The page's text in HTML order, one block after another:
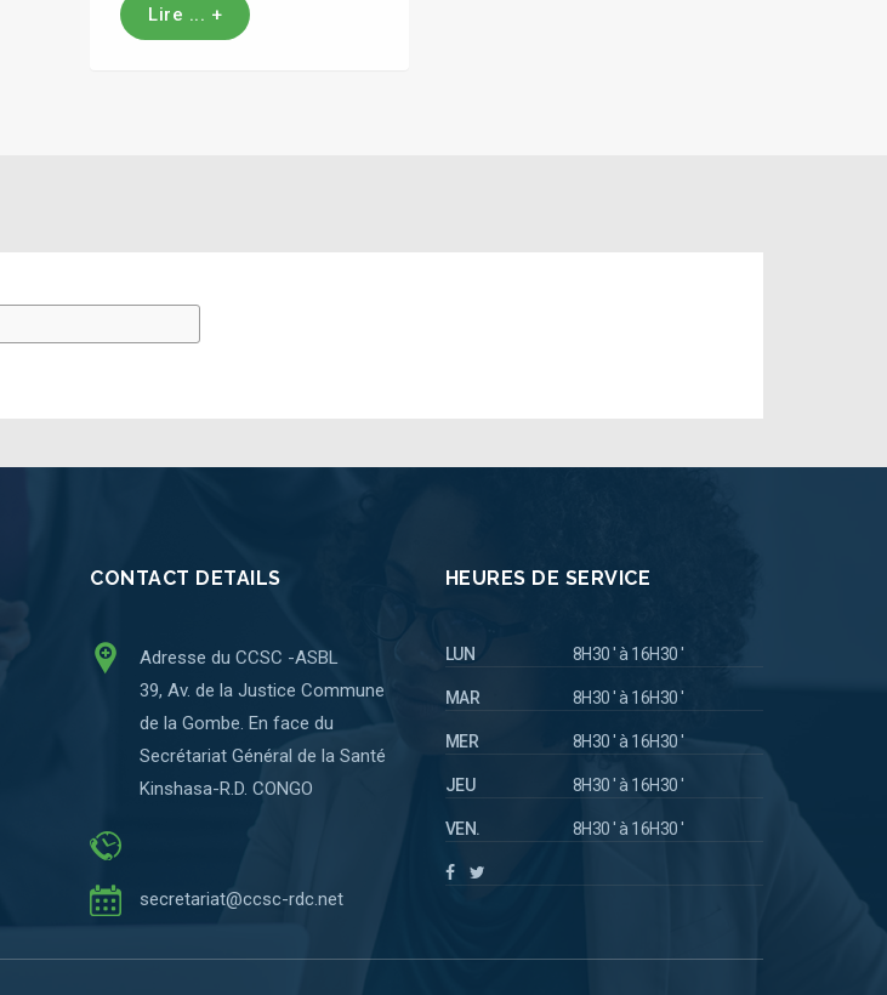
Lire ... +
CONTACT DETAILS
Adresse du CCSC -ASBL
39, Av. de la Justice Commune
de la Gombe. En face du
Secrétariat Général de la Santé
Kinshasa-R.D. CONGO
secretariat@ccsc-rdc.net
HEURES DE SERVICE
LUN 8H30 ' à 16H30 '
MAR 8H30 ' à 16H30 '
MER 8H30 ' à 16H30 '
JEU 8H30 ' à 16H30 '
VEN. 8H30 ' à 16H30 '